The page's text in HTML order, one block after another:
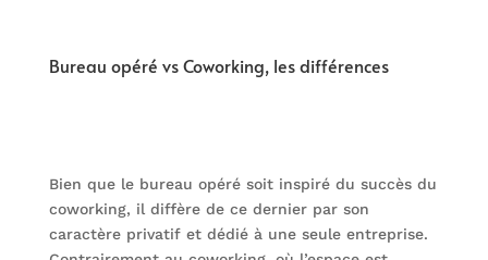
Bureau opéré vs Coworking, les différences
Bien que le bureau opéré soit inspiré du succès du
coworking, il diffère de ce dernier par son
caractère privatif et dédié à une seule entreprise.